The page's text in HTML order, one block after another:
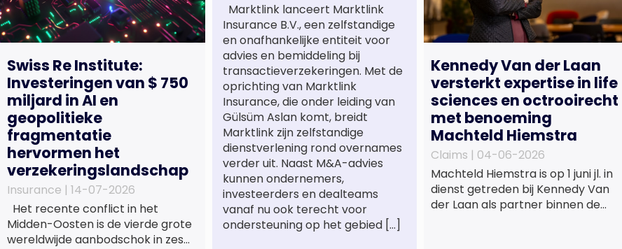
Swiss Re Institute:
Investeringen van $ 750
miljard in AI en
geopolitieke
fragmentatie
hervormen het
verzekeringslandschap
Insurance | 14-07-2026
Het recente conflict in het
Midden-Oosten is de vierde grote
wereldwijde aanbodschok in zes
Marktlink lanceert Marktlink
Insurance B.V., een zelfstandige
en onafhankelijke entiteit voor
advies en bemiddeling bij
transactieverzekeringen. Met de
oprichting van Marktlink
Insurance, die onder leiding van
Gülsüm Aslan komt, breidt
Marktlink zijn zelfstandige
dienstverlening rond overnames
verder uit. Naast M&A-advies
kunnen ondernemers,
investeerders en dealteams
vanaf nu ook terecht voor
ondersteuning op het gebied […]
Kennedy Van der Laan
versterkt expertise in life
sciences en octrooirecht
met benoeming
Machteld Hiemstra
Claims | 04-06-2026
Machteld Hiemstra is op 1 juni jl. in
dienst getreden bij Kennedy Van
der Laan als partner binnen de